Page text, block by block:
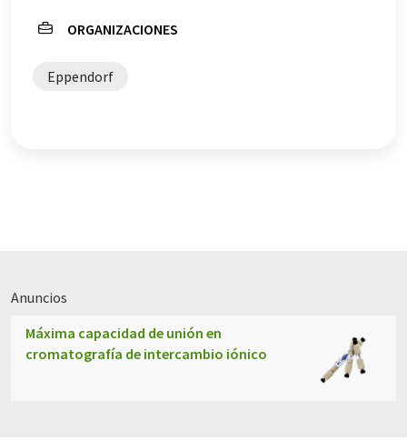
Inglés se puede encontraraquí
ORGANIZACIONES
Eppendorf
Anuncios
Máxima capacidad de unión en
cromatografía de intercambio iónico